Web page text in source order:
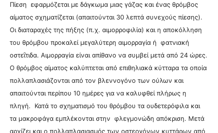
Πίεση εφαρμόζεται με δάγκωμα μιας γάζας και ένας θρόμβος
αίματος σχηματίζεται (απαιτούνται 30 λεπτά συνεχούς πίεσης).
Οι διαταραχές της πήξης (π.χ. αιμορροφιλία) και η αποκόλληση
του θρόμβου προκαλεί μεγαλύτερη αιμορραγία ή φατνιακή
οστεΐτιδα. Αιμορραγία είναι απίθανο να συμβεί μετά από 24 ώρες.
Ο θρόμβος αίματος καλύπτεται από επιθηλιακά κύτταρα τα οποία
πολλαπλασιάζονται από τον βλεννογόνο των ούλων και
απαιτούνται περίπου 10 ημέρες για να καλυφθεί πλήρως η
πληγή. Κατά το σχηματισμό του θρόμβου τα ουδετερόφιλα και
τα μακροφάγα εμπλέκονται στην φλεγμονώδη απόκριση. Μετά
αρχίζει και ο πολλαπλασιασμός των οστεογόνων κυττάρων από